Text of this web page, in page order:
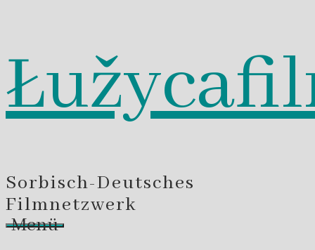
Zum
Inhalt
springen
Sorbisch-Deutsches
Filmnetzwerk
Menü